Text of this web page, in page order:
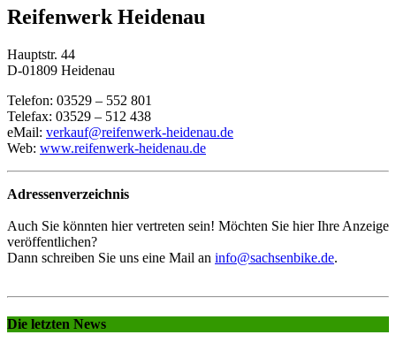
Reifenwerk Heidenau
Hauptstr. 44
D-01809 Heidenau
Telefon: 03529 – 552 801
Telefax: 03529 – 512 438
eMail: verkauf@reifenwerk-heidenau.de
Web: www.reifenwerk-heidenau.de
Adressenverzeichnis
Auch Sie könnten hier vertreten sein! Möchten Sie hier Ihre Anzeige
veröffentlichen?
Dann schreiben Sie uns eine Mail an info@sachsenbike.de.
Die letzten News